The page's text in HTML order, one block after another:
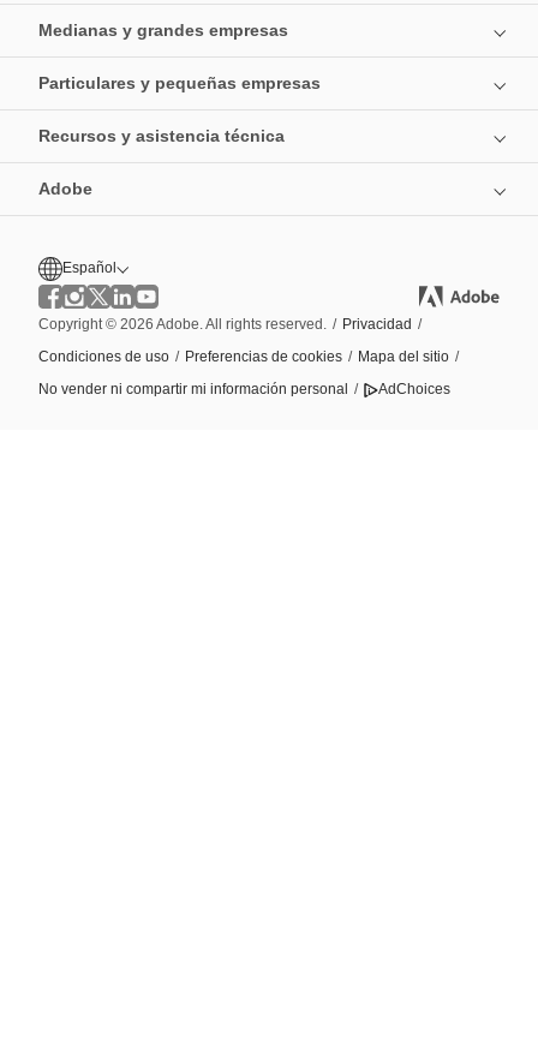
Medianas y grandes empresas
Particulares y pequeñas empresas
Recursos y asistencia técnica
Adobe
Español
Copyright © 2026 Adobe. All rights reserved. / Privacidad /
Condiciones de uso / Preferencias de cookies / Mapa del sitio /
No vender ni compartir mi información personal / AdChoices